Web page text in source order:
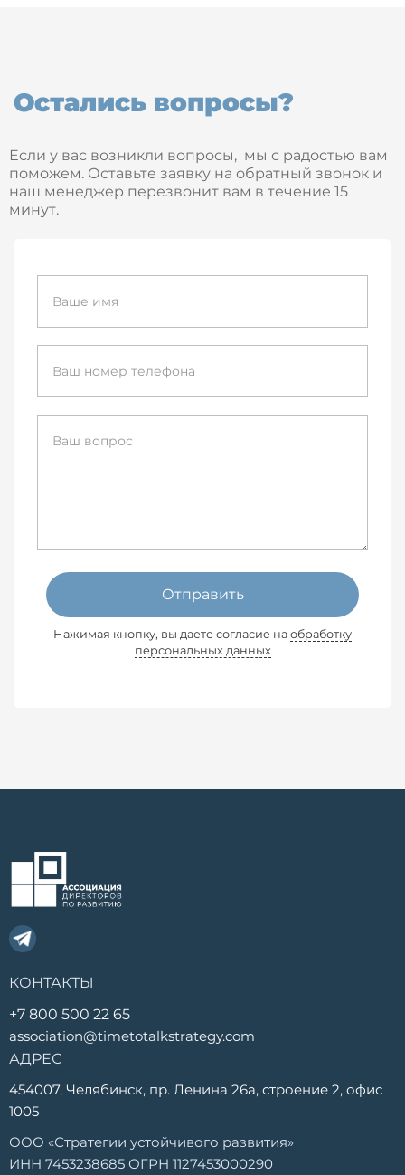
Остались вопросы?
Если у вас возникли вопросы, мы с радостью вам
поможем. Оставьте заявку на обратный звонок и
наш менеджер перезвонит вам в течение 15
минут.
Отправить
Нажимая кнопку, вы даете согласие на обработку
персональных данных
КОНТАКТЫ
+7 800 500 22 65
association@timetotalkstrategy.com
АДРЕС
454007, Челябинск, пр. Ленина 26а, строение 2, офис
1005
ООО «Стратегии устойчивого развития»
ИНН 7453238685 ОГРН 1127453000290